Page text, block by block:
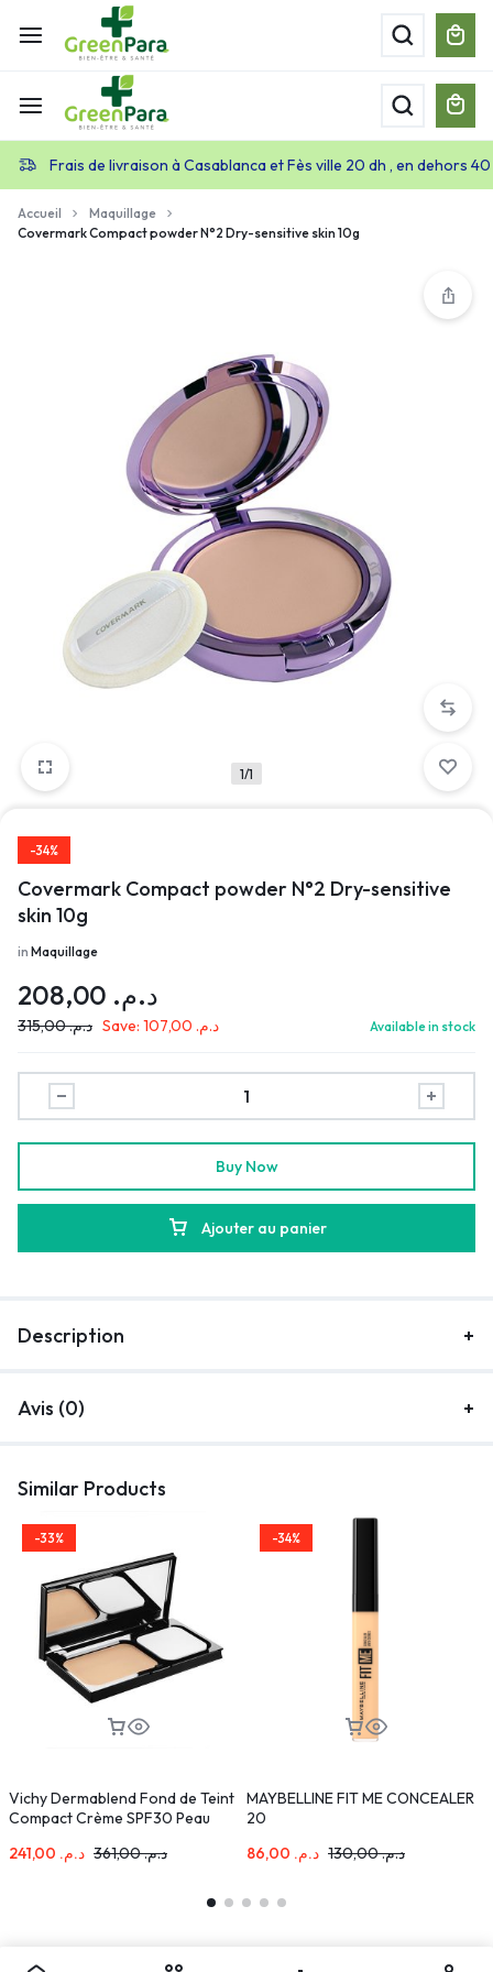
Frais de livraison à Casablanca et Fès ville 20 dh , en dehors
Accueil
Maquillage
Covermark Compact powder N°2 Dry-sensitive skin 10g
1/1
-34%
Covermark Compact powder N°2 Dry-sensitive
skin 10g
in Maquillage
د.م.
د.م.315,00 Save: د.م. Available in stock
Ajouter au panier
Buy Now
Description
Avis (0)
Similar Products
-33%
Vichy Dermablend Fond de Teint
Compact Crème SPF30 Peau
د.م. د.م.361,00
-34%
MAYBELLINE FIT ME CONCEALER
20
د.م.
د.م.130,00